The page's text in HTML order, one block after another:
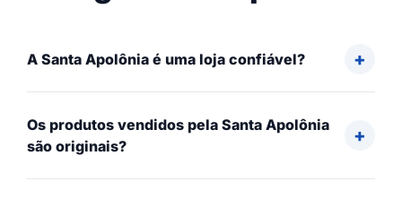
A Santa Apolônia é uma loja confiável?
Os produtos vendidos pela Santa Apolônia
são originais?